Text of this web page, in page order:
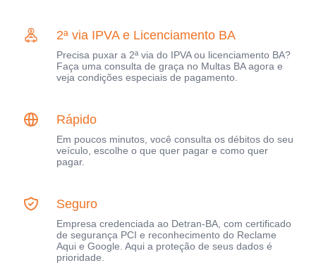
2ª via IPVA e Licenciamento BA
Precisa puxar a 2ª via do IPVA ou licenciamento BA?
Faça uma consulta de graça no Multas BA agora e
veja condições especiais de pagamento.
Rápido
Em poucos minutos, você consulta os débitos do seu
veículo, escolhe o que quer pagar e como quer
pagar.
Seguro
Empresa credenciada ao Detran-BA, com certificado
de segurança PCI e reconhecimento do Reclame
Aqui e Google. Aqui a proteção de seus dados é
prioridade.